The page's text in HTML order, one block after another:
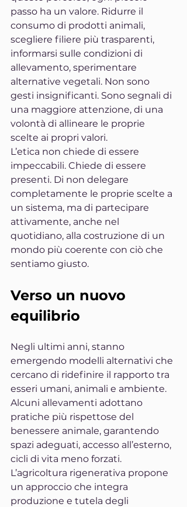
passo ha un valore. Ridurre il
consumo di prodotti animali,
scegliere filiere più trasparenti,
informarsi sulle condizioni di
allevamento, sperimentare
alternative vegetali. Non sono
gesti insignificanti. Sono segnali di
una maggiore attenzione, di una
volontà di allineare le proprie
scelte ai propri valori.
L’etica non chiede di essere
impeccabili. Chiede di essere
presenti. Di non delegare
completamente le proprie scelte a
un sistema, ma di partecipare
attivamente, anche nel
quotidiano, alla costruzione di un
mondo più coerente con ciò che
sentiamo giusto.
Verso un nuovo
equilibrio
Negli ultimi anni, stanno
emergendo modelli alternativi che
cercano di ridefinire il rapporto tra
esseri umani, animali e ambiente.
Alcuni allevamenti adottano
pratiche più rispettose del
benessere animale, garantendo
spazi adeguati, accesso all’esterno,
cicli di vita meno forzati.
L’agricoltura rigenerativa propone
un approccio che integra
produzione e tutela degli